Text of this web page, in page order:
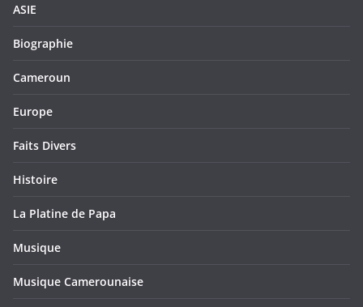
ASIE
Biographie
Cameroun
Europe
Faits Divers
Histoire
La Platine de Papa
Musique
Musique Camerounaise